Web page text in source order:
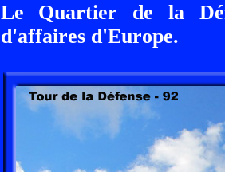
Le Quartier de la
d'affaires d'Europe.